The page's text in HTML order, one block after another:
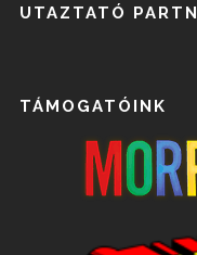
UTAZTATÓ
TÁMOGATÓINK